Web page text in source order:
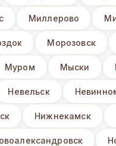
Миллерово
Морозовск
Муром Мыски
Невельск
Нижнекамск